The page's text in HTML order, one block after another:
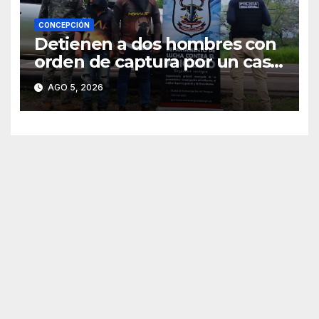
CONCEPCIÓN
Detienen a dos hombres con
orden de captura por un caso
de abigeato
AGO 5, 2026